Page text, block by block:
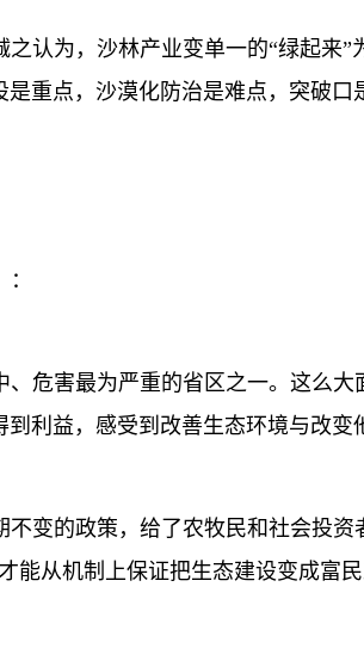
为，沙林产业变单一的“绿起来”
重点，沙漠化防治是难点，突破口
危害最为严重的省区之一。这么大
利益，感受到改善生态环境与改变
变的政策，给了农牧民和社会投资
从机制上保证把生态建设变成富